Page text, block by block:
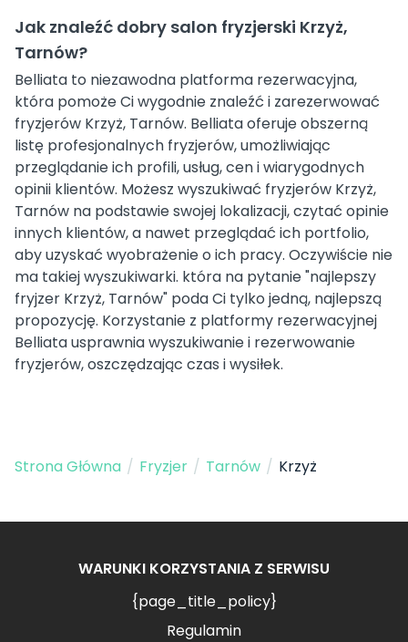
Jak znaleźć dobry salon fryzjerski Krzyż,
Tarnów?
Belliata to niezawodna platforma rezerwacyjna,
która pomoże Ci wygodnie znaleźć i zarezerwować
fryzjerów Krzyż, Tarnów. Belliata oferuje obszerną
listę profesjonalnych fryzjerów, umożliwiając
przeglądanie ich profili, usług, cen i wiarygodnych
opinii klientów. Możesz wyszukiwać fryzjerów Krzyż,
Tarnów na podstawie swojej lokalizacji, czytać opinie
innych klientów, a nawet przeglądać ich portfolio,
aby uzyskać wyobrażenie o ich pracy. Oczywiście nie
ma takiej wyszukiwarki. która na pytanie "najlepszy
fryjzer Krzyż, Tarnów" poda Ci tylko jedną, najlepszą
propozycję. Korzystanie z platformy rezerwacyjnej
Belliata usprawnia wyszukiwanie i rezerwowanie
fryzjerów, oszczędzając czas i wysiłek.
Strona Główna / Fryzjer / Tarnów / Krzyż
WARUNKI KORZYSTANIA Z SERWISU
{page_title_policy}
Regulamin